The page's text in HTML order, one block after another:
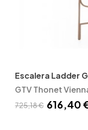
Escalera Ladder
GTV Thonet
725,18 € 616,40